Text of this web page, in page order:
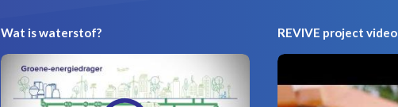
Wat is waterstof? REVIVE project video